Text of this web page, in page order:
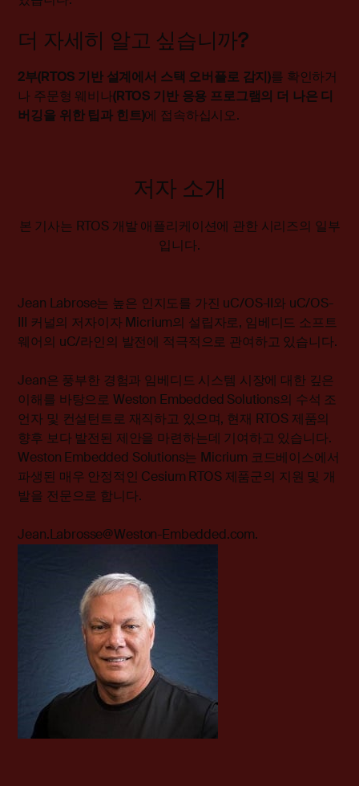
더 자세히 알고 싶습니까?
2부(RTOS 기반 설계에서 스택 오버플로 감지)를 확인하거
나 주문형 웨비나(RTOS 기반 응용 프로그램의 더 나은 디
버깅을 위한 팁과 힌트)에 접속하십시오.
저자 소개
본 기사는 RTOS 개발 애플리케이션에 관한 시리즈의 일부
입니다.
Jean Labrose는 높은 인지도를 가진 uC/OS-II와 uC/OS-
III 커널의 저자이자 Micrium의 설립자로, 임베디드 소프트
웨어의 uC/라인의 발전에 적극적으로 관여하고 있습니다.
Jean은 풍부한 경험과 임베디드 시스템 시장에 대한 깊은
이해를 바탕으로 Weston Embedded Solutions의 수석 조
언자 및 컨설턴트로 재직하고 있으며, 현재 RTOS 제품의
향후 보다 발전된 제안을 마련하는데 기여하고 있습니다.
Weston Embedded Solutions는 Micrium 코드베이스에서
파생된 매우 안정적인 Cesium RTOS 제품군의 지원 및 개
발을 전문으로 합니다.
Jean.Labrosse@Weston-Embedded.com.